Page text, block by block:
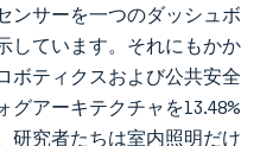
ンサーを一つのダッシュボ
しています。それにもかか
ボティクスおよび公共安全
アーキテクチャを13.48%
研究者たちは室内照明だけ